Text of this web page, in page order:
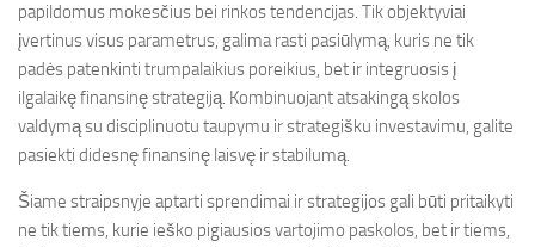
papildomus mokesčius bei rinkos tendencijas. Tik objektyviai
įvertinus visus parametrus, galima rasti pasiūlymą, kuris ne tik
padės patenkinti trumpalaikius poreikius, bet ir integruosis į
ilgalaikę finansinę strategiją. Kombinuojant atsakingą skolos
valdymą su disciplinuotu taupymu ir strategišku investavimu, galite
pasiekti didesnę finansinę laisvę ir stabilumą.
Šiame straipsnyje aptarti sprendimai ir strategijos gali būti pritaikyti
ne tik tiems, kurie ieško pigiausios vartojimo paskolos, bet ir tiems,